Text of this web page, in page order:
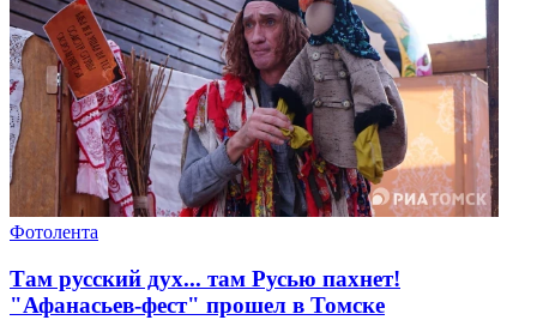
Фотолента
Там русский дух... там Русью пахнет!
"Афанасьев-фест" прошел в Томске